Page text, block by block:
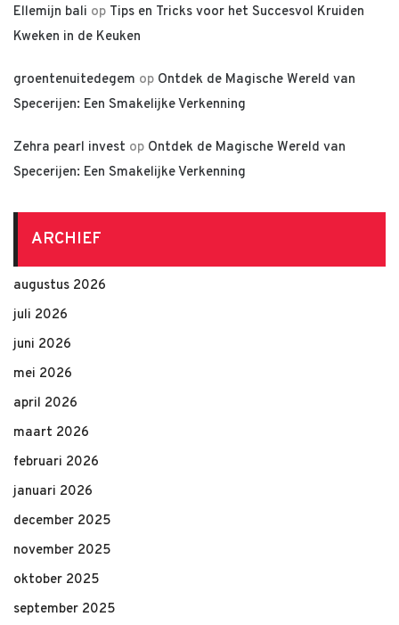
Ellemijn bali op Tips en Tricks voor het Succesvol Kruiden
Kweken in de Keuken
groentenuitedegem op Ontdek de Magische Wereld van
Specerijen: Een Smakelijke Verkenning
Zehra pearl invest op Ontdek de Magische Wereld van
Specerijen: Een Smakelijke Verkenning
ARCHIEF
augustus 2026
juli 2026
juni 2026
mei 2026
april 2026
maart 2026
februari 2026
januari 2026
december 2025
november 2025
oktober 2025
september 2025